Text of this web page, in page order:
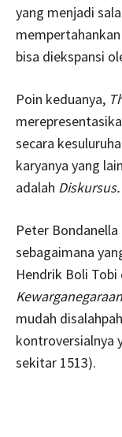
yang menjadi
bisa diekspansi
Poin keduanya,
secara
karyanya yang
adalah Diskursus.
Peter
sebagaimana
Hendrik Boli Tobi
Kewarganegaraan
mudah
kontroversialnya
sekitar 1513).